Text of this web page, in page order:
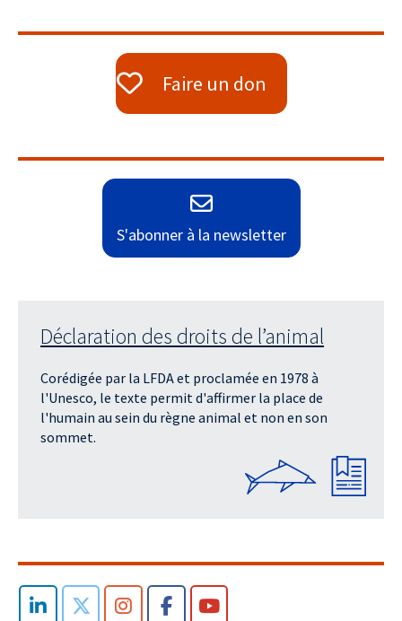
Faire un don
S'abonner à la newsletter
Déclaration des droits de l’animal
Corédigée par la LFDA et proclamée en 1978 à
l'Unesco, le texte permit d'affirmer la place de
l'humain au sein du règne animal et non en son
sommet.